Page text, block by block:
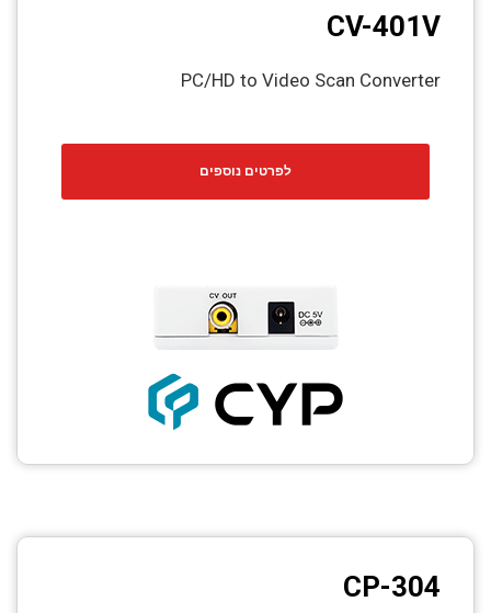
C-Mount Lenss
Professional Video Equipment
Fiber Optic
AV over IP
CV-401V
PC/HD to Video Scan Converter
לפרטים נוספים
CP-304